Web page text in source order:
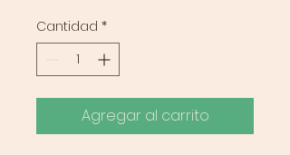
Cantidad *
Agregar al carrito